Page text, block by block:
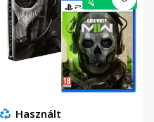
Használt